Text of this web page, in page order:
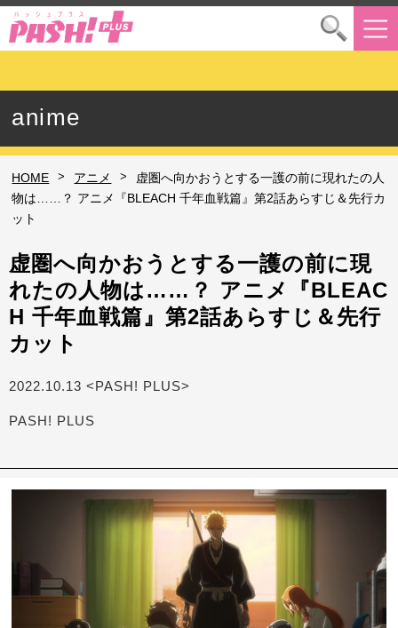
anime
HOME > アニメ >
虚圏へ向かおうとする一護の前に現れたの人
物は……？ アニメ『BLEACH 千年血戦篇』第2話あらすじ＆先行カ
ット
虚圏へ向かおうとする一護の前に現
れたの人物は……？ アニメ『BLEAC
H 千年血戦篇』第2話あらすじ＆先行
カット
2022.10.13 <PASH! PLUS>
PASH! PLUS